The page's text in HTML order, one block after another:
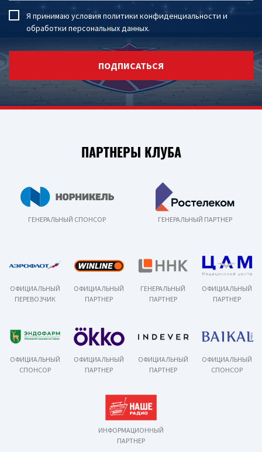
Я принимаю условия политики конфиденциальности и
обработки персональных данных.
ПОДПИСАТЬСЯ
ПАРТНЕРЫ КЛУБА
ГЕНЕРАЛЬНЫЙ СПОНСОР ГЕНЕРАЛЬНЫЙ ПАРТНЕР
ОФИЦИАЛЬНЫЙ
ПЕРЕВОЗЧИК
ОФИЦИАЛЬНЫЙ
ПАРТНЕР
ГЕНЕРАЛЬНЫЙ
ПАРТНЕР
ОФИЦИАЛЬНЫЙ
ПАРТНЕР
ОФИЦИАЛЬНЫЙ
СПОНСОР
ОФИЦИАЛЬНЫЙ
ПАРТНЕР
ОФИЦИАЛЬНЫЙ
ПАРТНЕР
ОФИЦИАЛЬНЫЙ
СПОНСОР
ИНФОРМАЦИОННЫЙ
ПАРТНЕР